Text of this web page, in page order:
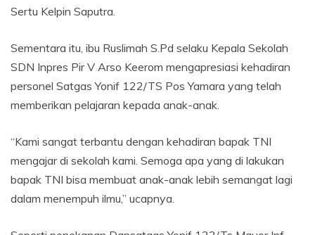
Sertu Kelpin Saputra.
Sementara itu, ibu Ruslimah S.Pd selaku Kepala Sekolah
SDN Inpres Pir V Arso Keerom mengapresiasi kehadiran
personel Satgas Yonif 122/TS Pos Yamara yang telah
memberikan pelajaran kepada anak-anak.
“Kami sangat terbantu dengan kehadiran bapak TNI
mengajar di sekolah kami. Semoga apa yang di lakukan
bapak TNI bisa membuat anak-anak lebih semangat lagi
dalam menempuh ilmu,” ucapnya.